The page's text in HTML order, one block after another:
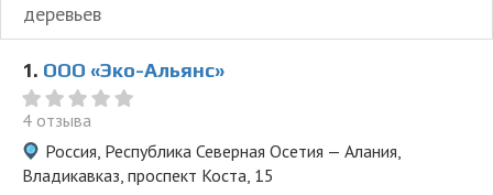
деревьев
1. ООО «Эко-Альянс»
4 отзыва
Россия, Республика Северная Осетия — Алания,
Владикавказ, проспект Коста, 15